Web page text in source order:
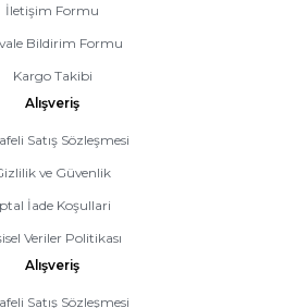
İletişim Formu
Bildirim Formu
Kargo Takibi
Alışveriş
Satış Sözleşmesi
ve Güvenlik
İade Koşullari
Veriler Politikası
Alışveriş
Satış Sözleşmesi